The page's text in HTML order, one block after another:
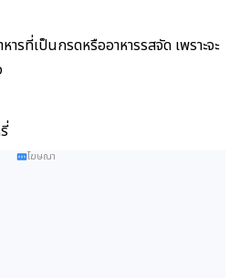
ารที่เป็นกรดหรืออาหารรสจัด เพราะจะ
โฆษณา